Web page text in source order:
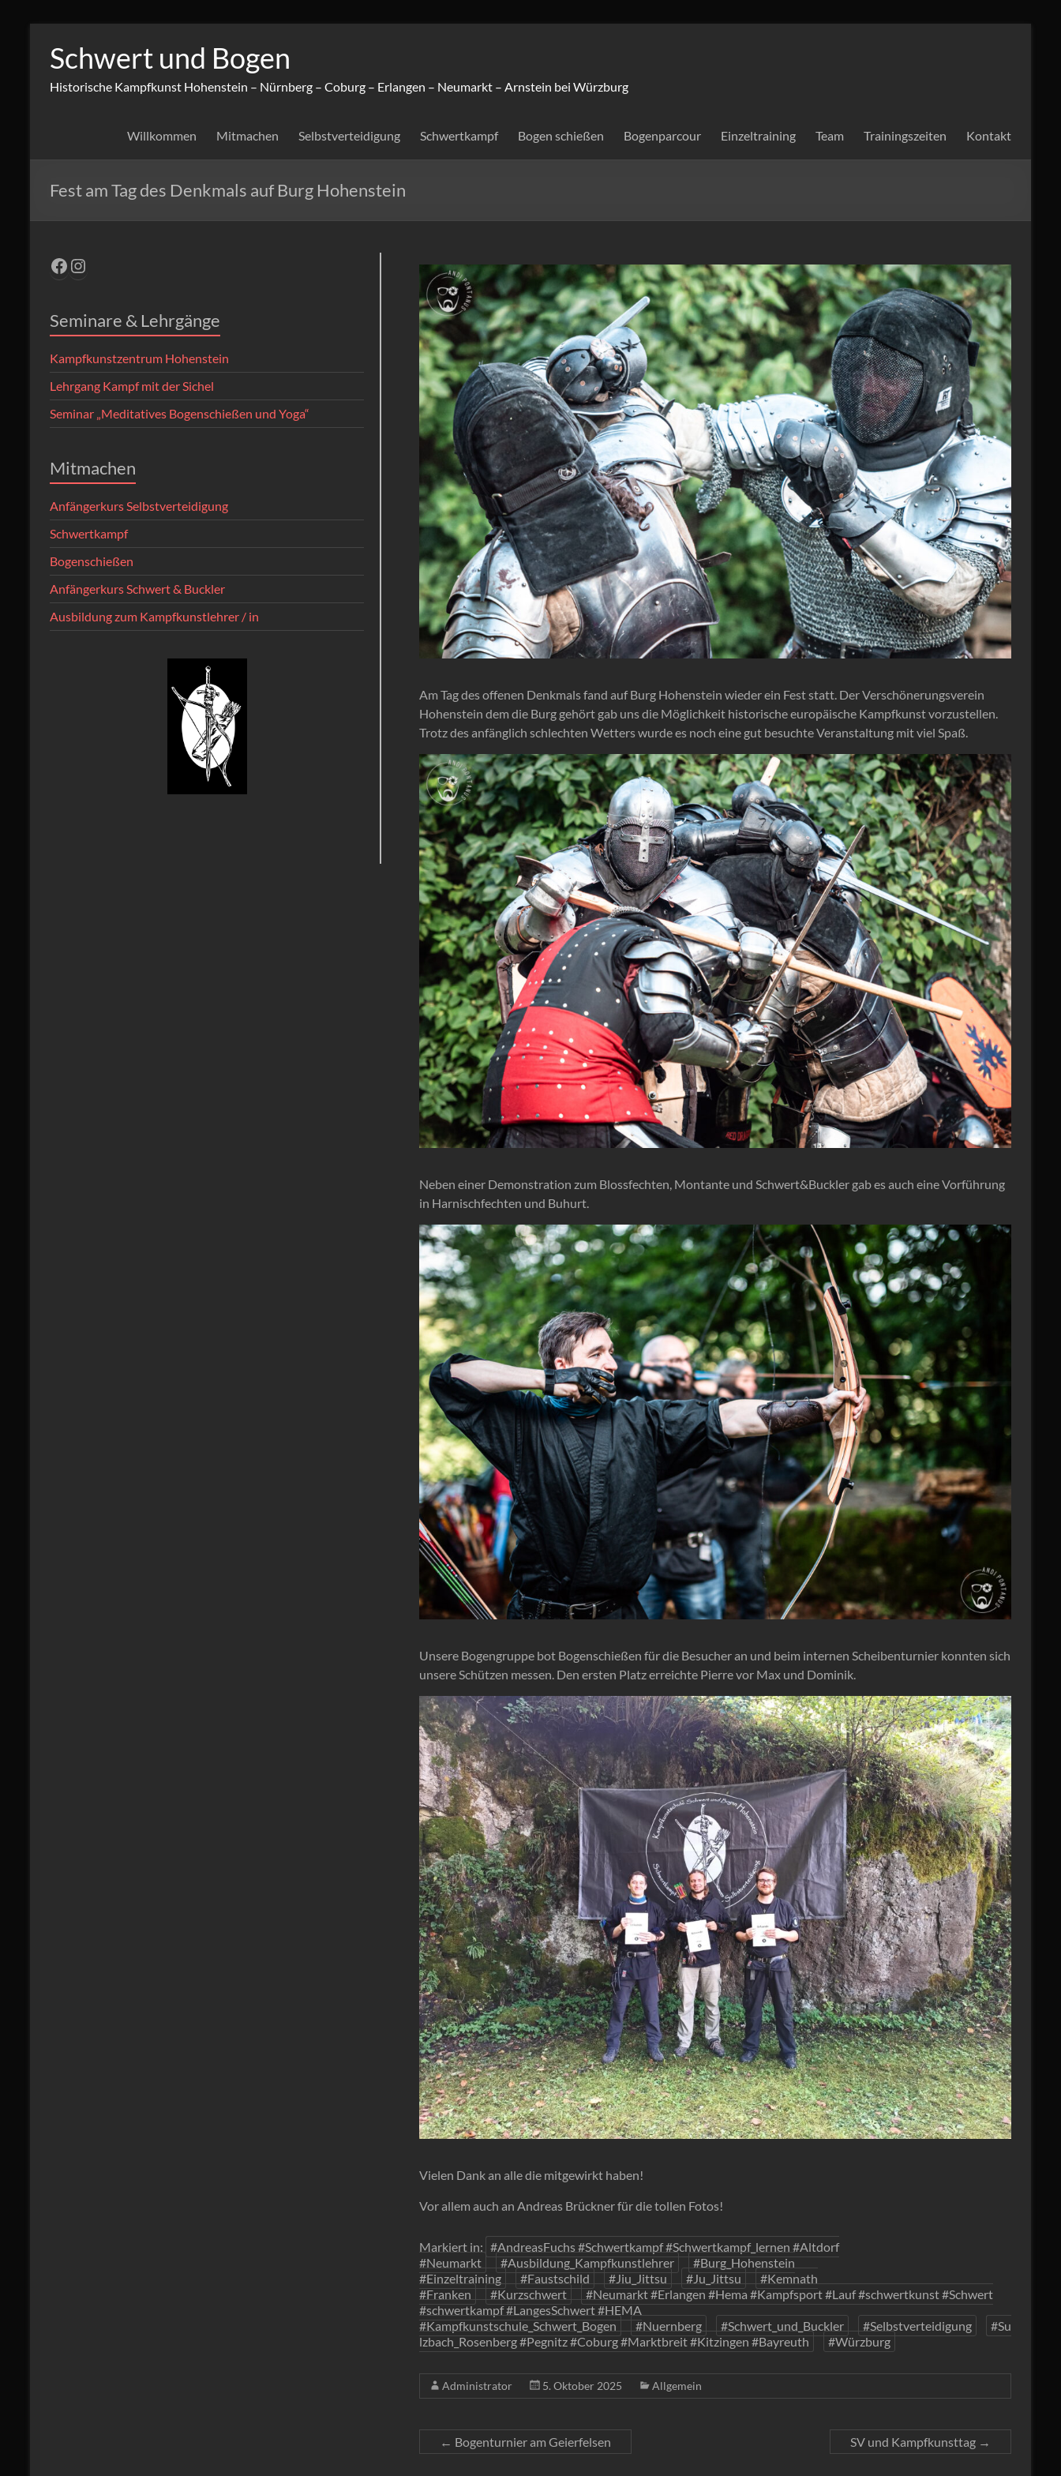
Inhalt
springen
Schwert und Bogen
Historische Kampfkunst Hohenstein – Nürnberg – Coburg – Erlangen – Neumarkt – Arnstein bei Würzburg
Willkommen Mitmachen Selbstverteidigung Schwertkampf Bogen schießen Bogenparcour Einzeltraining Team Trainingszeiten Kontakt
Fest am Tag des Denkmals auf Burg Hohenstein
Am Tag des offenen Denkmals fand auf Burg Hohenstein wieder ein Fest statt. Der Verschönerungsverein
Hohenstein dem die Burg gehört gab uns die Möglichkeit historische europäische Kampfkunst vorzustellen.
Trotz des anfänglich schlechten Wetters wurde es noch eine gut besuchte Veranstaltung mit viel Spaß.
Neben einer Demonstration zum Blossfechten, Montante und Schwert&Buckler gab es auch eine Vorführung
in Harnischfechten und Buhurt.
Unsere Bogengruppe bot Bogenschießen für die Besucher an und beim internen Scheibenturnier konnten sich
unsere Schützen messen. Den ersten Platz erreichte Pierre vor Max und Dominik.
Vielen Dank an alle die mitgewirkt haben!
Vor allem auch an Andreas Brückner für die tollen Fotos!
Markiert in: #AndreasFuchs #Schwertkampf #Schwertkampf_lernen #Altdorf
#Neumarkt
#Ausbildung_Kampfkunstlehrer
#Burg_Hohenstein
#Einzeltraining
#Faustschild #Jiu_Jittsu #Ju_Jittsu
#Kemnath
#Franken
#Kurzschwert
#Neumarkt #Erlangen #Hema #Kampfsport #Lauf #schwertkunst #Schwert
#schwertkampf #LangesSchwert #HEMA
#Kampfkunstschule_Schwert_Bogen
#Nuernberg #Schwert_und_Buckler #Selbstverteidigung
#Su
lzbach_Rosenberg #Pegnitz #Coburg #Marktbreit #Kitzingen #Bayreuth
#Würzburg
Administrator 5. Oktober 2025 Allgemein
← Bogenturnier am Geierfelsen SV und Kampfkunsttag →
Facebook
Instagram
Seminare & Lehrgänge
Kampfkunstzentrum Hohenstein
Lehrgang Kampf mit der Sichel
Seminar „Meditatives Bogenschießen und Yoga“
Mitmachen
Anfängerkurs Selbstverteidigung
Schwertkampf
Bogenschießen
Anfängerkurs Schwert & Buckler
Ausbildung zum Kampfkunstlehrer / in